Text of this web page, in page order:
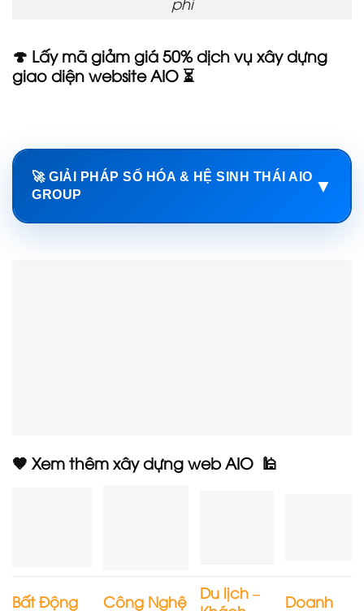
🍄 Lấy mã giảm giá 50% dịch vụ xây dựng
giao diện website AIO ⏳
🚀 GIẢI PHÁP SỐ HÓA & HỆ SINH THÁI AIO
GROUP
▼
🤎 Xem thêm xây dựng web AIO 🕌
Bất Động
Công Nghệ
Du lịch –
Doanh